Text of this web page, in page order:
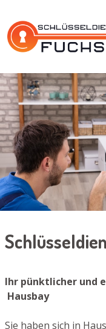
Ihr pünktlicher und
Hausbay
Sie haben sich in